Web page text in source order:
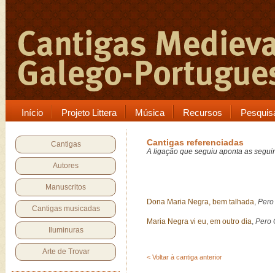
Início Projeto Littera Música Recursos
Cantigas
Autores
Manuscritos
Cantigas musicadas
Iluminuras
Arte de Trovar
Cantigas referenciadas
A ligação que seguiu aponta as
Dona Maria Negra, bem talhada,
Maria Negra vi eu, em outro dia, Pero
< Voltar à cantiga anterior